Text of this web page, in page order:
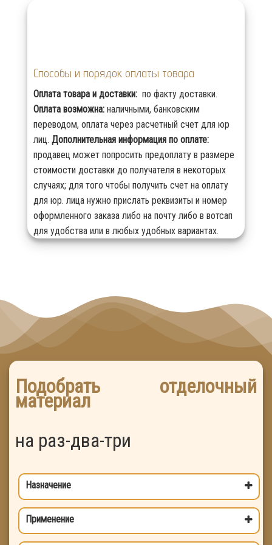
Способы и порядок оплаты товара
Оплата товара и доставки: по факту доставки.
Оплата возможна: наличными, банковским
переводом, оплата через расчетный счет для юр
лиц. Дополнительная информация по оплате:
продавец может попросить предоплату в размере
стоимости доставки до получателя в некоторых
случаях; для того чтобы получить счет на оплату
для юр. лица нужно прислать реквизиты и номер
оформленного заказа либо на почту либо в вотсап
для удобства или в любых удобных вариантах.
Подобрать отделочный
материал
на раз-два-три
Назначение
Выберите цель
Применение
Выберите где применять